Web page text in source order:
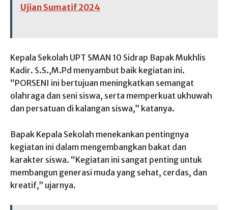
Ujian Sumatif 2024
Kepala Sekolah UPT SMAN 10 Sidrap Bapak Mukhlis
Kadir. S.S.,M.Pd menyambut baik kegiatan ini.
“PORSENI ini bertujuan meningkatkan semangat
olahraga dan seni siswa, serta memperkuat ukhuwah
dan persatuan di kalangan siswa,” katanya.
Bapak Kepala Sekolah menekankan pentingnya
kegiatan ini dalam mengembangkan bakat dan
karakter siswa. “Kegiatan ini sangat penting untuk
membangun generasi muda yang sehat, cerdas, dan
kreatif,” ujarnya.